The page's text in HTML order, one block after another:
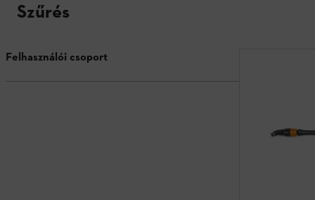
Szűrés
Felhasználói csoport